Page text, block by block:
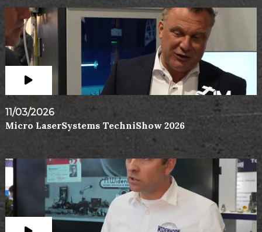
11/03/2026
Micro LaserSystems TechniShow 2026